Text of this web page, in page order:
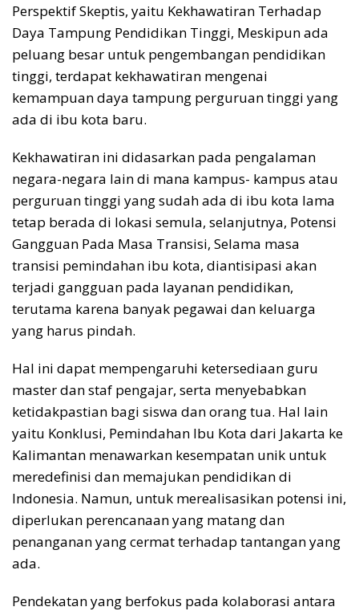
Perspektif Skeptis, yaitu Kekhawatiran Terhadap
Daya Tampung Pendidikan Tinggi, Meskipun ada
peluang besar untuk pengembangan pendidikan
tinggi, terdapat kekhawatiran mengenai
kemampuan daya tampung perguruan tinggi yang
ada di ibu kota baru.
Kekhawatiran ini didasarkan pada pengalaman
negara-negara lain di mana kampus- kampus atau
perguruan tinggi yang sudah ada di ibu kota lama
tetap berada di lokasi semula, selanjutnya, Potensi
Gangguan Pada Masa Transisi, Selama masa
transisi pemindahan ibu kota, diantisipasi akan
terjadi gangguan pada layanan pendidikan,
terutama karena banyak pegawai dan keluarga
yang harus pindah.
Hal ini dapat mempengaruhi ketersediaan guru
master dan staf pengajar, serta menyebabkan
ketidakpastian bagi siswa dan orang tua. Hal lain
yaitu Konklusi, Pemindahan Ibu Kota dari Jakarta ke
Kalimantan menawarkan kesempatan unik untuk
meredefinisi dan memajukan pendidikan di
Indonesia. Namun, untuk merealisasikan potensi ini,
diperlukan perencanaan yang matang dan
penanganan yang cermat terhadap tantangan yang
ada.
Pendekatan yang berfokus pada kolaborasi antara